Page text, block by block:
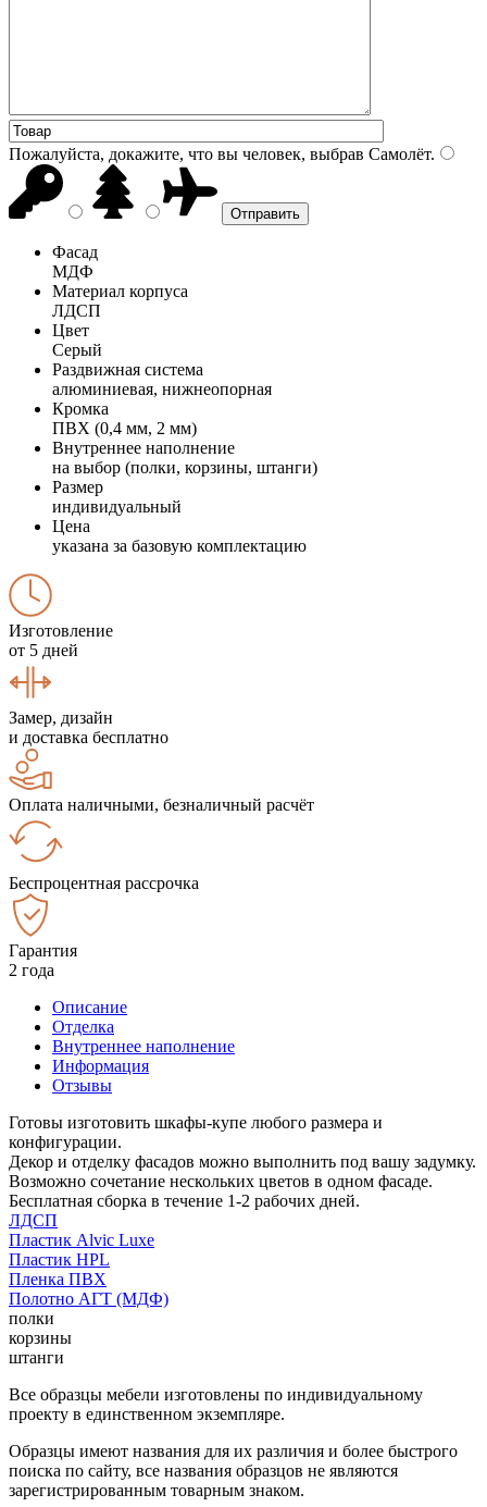
Пожалуйста, докажите, что вы человек, выбрав Самолёт.
Фасад
МДФ
Материал корпуса
ЛДСП
Цвет
Серый
Раздвижная система
алюминиевая, нижнеопорная
Кромка
ПВХ (0,4 мм, 2 мм)
Внутреннее наполнение
на выбор (полки, корзины, штанги)
Размер
индивидуальный
Цена
указана за базовую комплектацию
Изготовление
от 5 дней
Замер, дизайн
и доставка бесплатно
Оплата наличными, безналичный расчёт
Беспроцентная рассрочка
Гарантия
2 года
Описание
Отделка
Внутреннее наполнение
Информация
Отзывы
Готовы изготовить шкафы-купе любого размера и
конфигурации.
Декор и отделку фасадов можно выполнить под вашу задумку.
Возможно сочетание нескольких цветов в одном фасаде.
Бесплатная сборка в течение 1-2 рабочих дней.
ЛДСП
Пластик Alvic Luxe
Пластик HPL
Пленка ПВХ
Полотно АГТ (МДФ)
полки
корзины
штанги
Все образцы мебели изготовлены по индивидуальному
проекту в единственном экземпляре.
Образцы имеют названия для их различия и более быстрого
поиска по сайту, все названия образцов не являются
зарегистрированным товарным знаком.